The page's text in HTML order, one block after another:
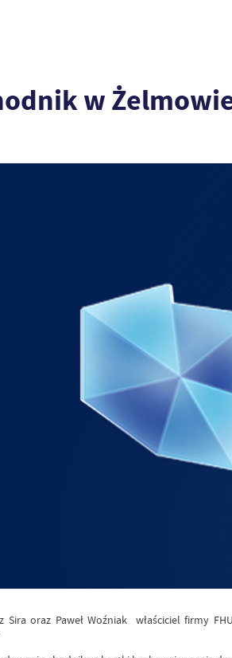
w
Sira oraz Paweł Woźniak właściciel firmy